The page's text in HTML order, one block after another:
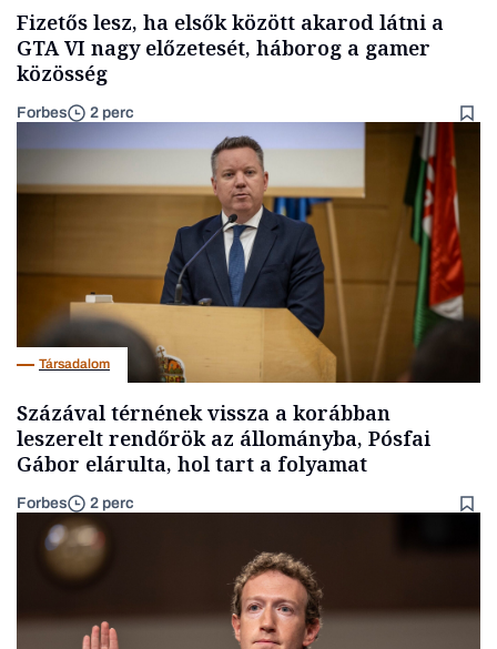
Fizetős lesz, ha elsők között akarod látni a
GTA VI nagy előzetesét, háborog a gamer
közösség
Forbes 2 perc
Társadalom
Százával térnének vissza a korábban
leszerelt rendőrök az állományba, Pósfai
Gábor elárulta, hol tart a folyamat
Forbes 2 perc